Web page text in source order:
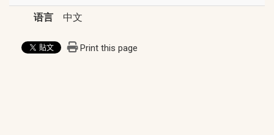
语言 中文
Print this page